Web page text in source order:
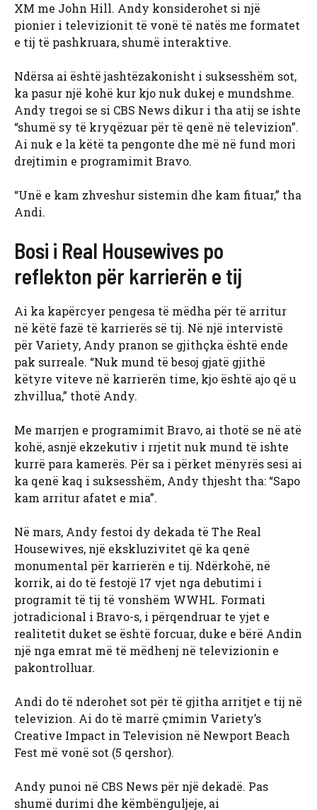
XM me John Hill. Andy konsiderohet si një
pionier i televizionit të vonë të natës me formatet
e tij të pashkruara, shumë interaktive.
Ndërsa ai është jashtëzakonisht i suksesshëm sot,
ka pasur një kohë kur kjo nuk dukej e mundshme.
Andy tregoi se si CBS News dikur i tha atij se ishte
“shumë sy të kryqëzuar për të qenë në televizion”.
Ai nuk e la këtë ta pengonte dhe më në fund mori
drejtimin e programimit Bravo.
“Unë e kam zhveshur sistemin dhe kam fituar,” tha
Andi.
Bosi i Real Housewives po
reflekton për karrierën e tij
Ai ka kapërcyer pengesa të mëdha për të arritur
në këtë fazë të karrierës së tij. Në një intervistë
për Variety, Andy pranon se gjithçka është ende
pak surreale. “Nuk mund të besoj gjatë gjithë
këtyre viteve në karrierën time, kjo është ajo që u
zhvillua,” thotë Andy.
Me marrjen e programimit Bravo, ai thotë se në atë
kohë, asnjë ekzekutiv i rrjetit nuk mund të ishte
kurrë para kamerës. Për sa i përket mënyrës sesi ai
ka qenë kaq i suksesshëm, Andy thjesht tha: “Sapo
kam arritur afatet e mia”.
Në mars, Andy festoi dy dekada të The Real
Housewives, një ekskluzivitet që ka qenë
monumental për karrierën e tij. Ndërkohë, në
korrik, ai do të festojë 17 vjet nga debutimi i
programit të tij të vonshëm WWHL. Formati
jotradicional i Bravo-s, i përqendruar te yjet e
realitetit duket se është forcuar, duke e bërë Andin
një nga emrat më të mëdhenj në televizionin e
pakontrolluar.
Andi do të nderohet sot për të gjitha arritjet e tij në
televizion. Ai do të marrë çmimin Variety’s
Creative Impact in Television në Newport Beach
Fest më vonë sot (5 qershor).
Andy punoi në CBS News për një dekadë. Pas
shumë durimi dhe këmbënguljeje, ai